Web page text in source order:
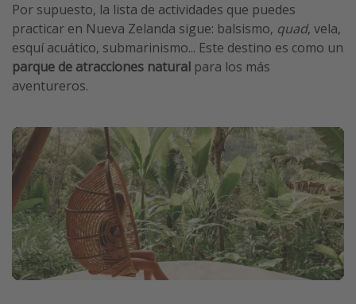
Por supuesto, la lista de actividades que puedes
practicar en Nueva Zelanda sigue: balsismo, quad, vela,
esquí acuático, submarinismo... Este destino es como un
parque de atracciones natural para los más
aventureros.